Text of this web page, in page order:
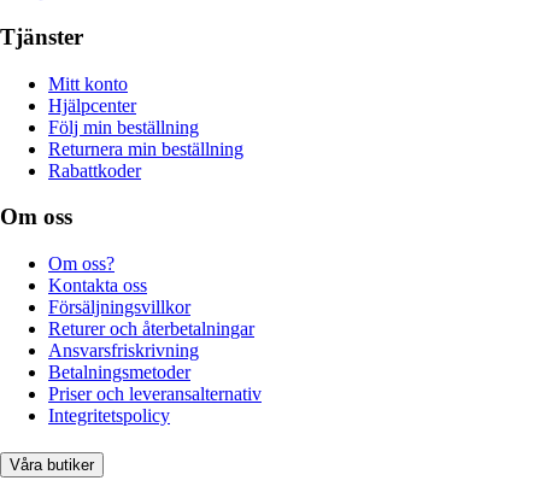
Tjänster
Mitt konto
Hjälpcenter
Följ min beställning
Returnera min beställning
Rabattkoder
Om oss
Om oss?
Kontakta oss
Försäljningsvillkor
Returer och återbetalningar
Ansvarsfriskrivning
Betalningsmetoder
Priser och leveransalternativ
Integritetspolicy
Våra butiker